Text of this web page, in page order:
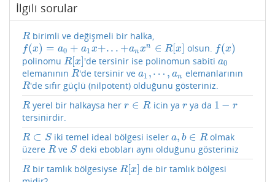
İlgili sorular
R
R birimli ve değişmeli bir halka,
f(x) = a0 + a1x+.. . +anxn ∈ R[x]
f(x)=a 0+ a1x +.. +a nxn∈ R [x] olsun. f(x)
f(x)
polinomu R[x]
R[ x] 'de tersinir ise polinomun sabitia0
a0
elemanının R
R 'de tersinir ve a1 ,⋯ , an
a1 ,⋯ , a n elemanlarının
R
R 'de sıfır güçlü (nilpotent) olduğunu gösteriniz.
R
R yerel bir halkaysa her r ∈ R
r∈R icin ya r
rya da 1 − r
1−r
tersinirdir.
R ⊂ S
R⊂S iki temel ideal bölgesi iselera, b ∈ R
a,b∈R
olmak
üzere R
R ve S
S deki ebobları aynı olduğunu gösteriniz
R
R bir tamlık bölgesiyse R[x]
R[ x] de bir tamlık bölgesi